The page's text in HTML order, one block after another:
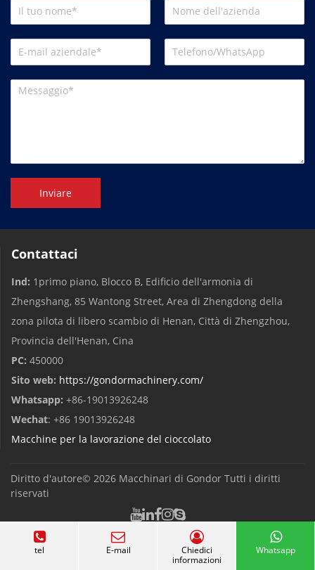
Inviare
Contattaci
Ind: 1primo piano, Blocco B, Edificio dell'armonia di
Zhengshang, 85 Wantong Street, Area di Zhengdong della
zona pilota di libero scambio di Henan, Città di Zhengzhou,
Provincia dell'Henan, Cina
PC: 450000
Sito web: https://gondormachinery.com/
Whatsapp: +86-19013926248
Wechat: +86 19013926248
Macchine per la lavorazione del cioccolato
Diritto d'autore© 2026 Macchinari di Gondor Tutti i diritti
riservati
tel E-mail
Chiedici
informazioni
Whatsapp